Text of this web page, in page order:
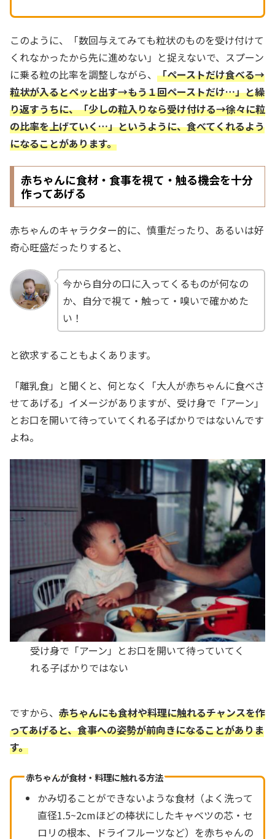
このように、「数回与えてみても粒状のものを受け付けて
くれなかったから先に進めない」と捉えないで、スプーン
に乗る粒の比率を調整しながら、 「ペーストだけ食べる→
粒状が入るとペッと出す→もう１回ペーストだけ…」と繰
り返すうちに、「少しの粒入りなら受け付ける→徐々に粒
の比率を上げていく…」というように、食べてくれるよう
になることがあります。
赤ちゃんに食材・食事を視て・触る機会を十分
作ってあげる
赤ちゃんのキャラクター的に、慎重だったり、あるいは好
奇心旺盛だったりすると、
今から自分の口に入ってくるものが何なの
か、自分で視て・触って・嗅いで確かめた
い！
と欲求することもよくあります。
「離乳食」と聞くと、何となく「大人が赤ちゃんに食べさ
せてあげる」イメージがありますが、受け身で「アーン」
とお口を開いて待っていてくれる子ばかりではないんです
よね。
受け身で「アーン」とお口を開いて待っていてく
れる子ばかりではない
ですから、 赤ちゃんにも食材や料理に触れるチャンスを作
ってあげると、食事への姿勢が前向きになることがありま
す。
赤ちゃんが食材・料理に触れる方法
かみ切ることができないような食材（よく洗って
直径1.5~2cmほどの棒状にしたキャベツの芯・セ
ロリの根本、ドライフルーツなど）を赤ちゃんの